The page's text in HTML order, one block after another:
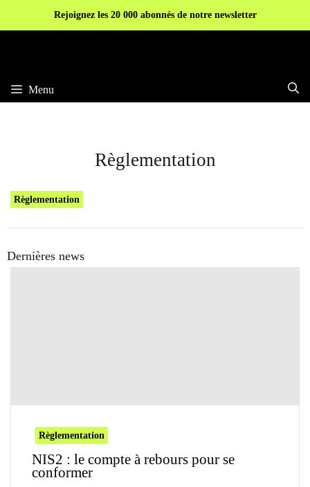
Rejoignez les 20 000 abonnés de notre newsletter
Menu
Règlementation
Règlementation
Dernières news
Règlementation
NIS2 : le compte à rebours pour se
conformer